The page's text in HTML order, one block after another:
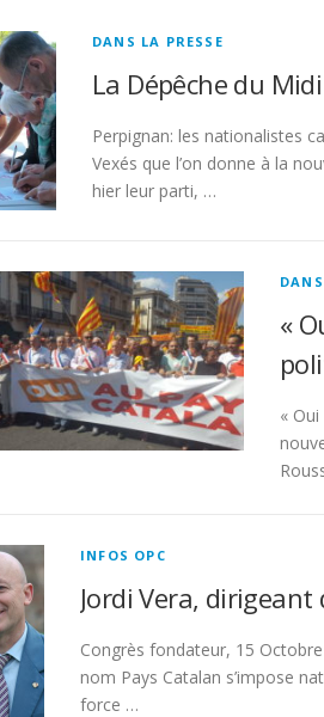
DANS LA PRESSE
La Dépêche du
Perpignan: les nationalistes
Vexés que l’on donne à la
hier leur parti, …
«
«
INFOS OPC
Jordi Vera, dirigeant
Congrès fondateur, 15
nom Pays Catalan s’impose
force …